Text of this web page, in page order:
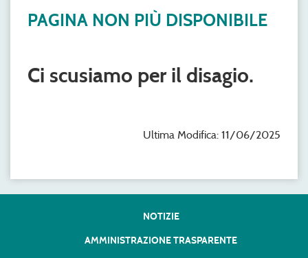
PAGINA NON PIÙ DISPONIBILE
Ci scusiamo per il disagio.
Ultima Modifica: 11/06/2025
NOTIZIE
AMMINISTRAZIONE TRASPARENTE